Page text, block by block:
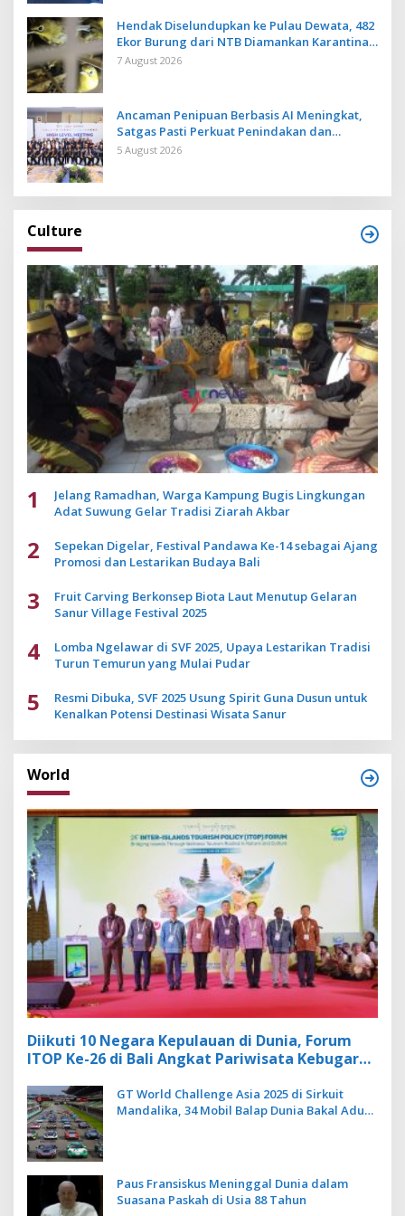
Hendak Diselundupkan ke Pulau Dewata, 482
Ekor Burung dari NTB Diamankan Karantina
Bali
7 August 2026
Ancaman Penipuan Berbasis AI Meningkat,
Satgas Pasti Perkuat Penindakan dan
Pengembangan Aplikasi Anti Penipuan
5 August 2026
Culture
1
Jelang Ramadhan, Warga Kampung Bugis Lingkungan
Adat Suwung Gelar Tradisi Ziarah Akbar
2
Sepekan Digelar, Festival Pandawa Ke-14 sebagai Ajang
Promosi dan Lestarikan Budaya Bali
3
Fruit Carving Berkonsep Biota Laut Menutup Gelaran
Sanur Village Festival 2025
4
Lomba Ngelawar di SVF 2025, Upaya Lestarikan Tradisi
Turun Temurun yang Mulai Pudar
5
Resmi Dibuka, SVF 2025 Usung Spirit Guna Dusun untuk
Kenalkan Potensi Destinasi Wisata Sanur
World
Diikuti 10 Negara Kepulauan di Dunia, Forum
ITOP Ke-26 di Bali Angkat Pariwisata Kebugaran
GT World Challenge Asia 2025 di Sirkuit
Mandalika, 34 Mobil Balap Dunia Bakal Adu
Paus Fransiskus Meninggal Dunia dalam
Suasana Paskah di Usia 88 Tahun